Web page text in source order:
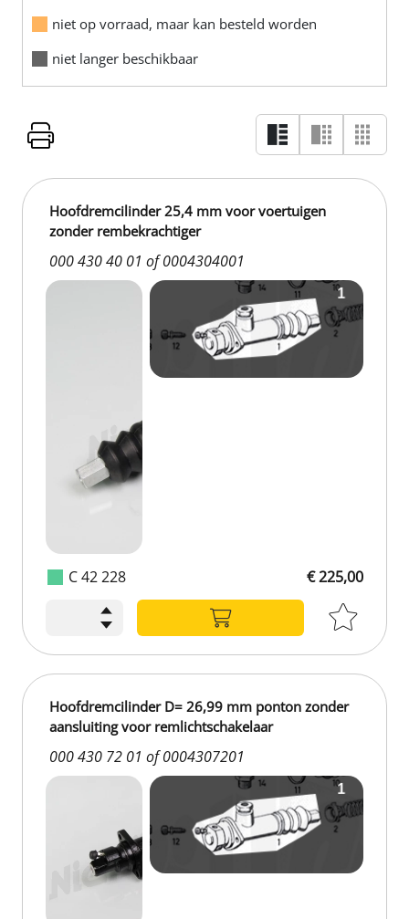
niet op vorraad, maar kan besteld worden
niet langer beschikbaar
C 42 228
Hoofdremcilinder 25,4 mm voor voertuigen
zonder rembekrachtiger
000 430 40 01 of 0004304001
€ 225,00
Hoofdremcilinder D= 26,99 mm ponton zonder
aansluiting voor remlichtschakelaar
000 430 72 01 of 0004307201